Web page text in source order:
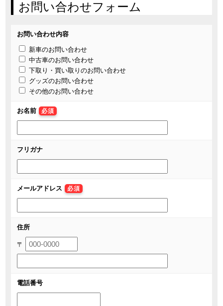
お問い合わせフォーム
お問い合わせ内容
新車のお問い合わせ
中古車のお問い合わせ
下取り・買い取りのお問い合わせ
グッズのお問い合わせ
その他のお問い合わせ
お名前 必須
フリガナ
メールアドレス 必須
住所
〒
電話番号